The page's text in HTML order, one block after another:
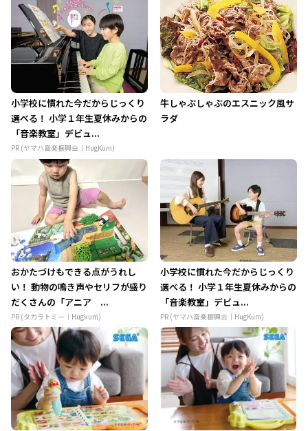
小学校に慣れた今だからじっくり
選べる！ 小学１年生夏休みからの
「音楽教室」デビュ...
PR (ヤマハ音楽振興会｜HugKum)
牛しゃぶしゃぶのエスニック風サ
ラダ
おかたづけもできる点がうれし
い！ 動物の鳴き声やセリフが盛り
だくさんの「アニア ...
PR (タカラトミー｜Hugkum)
小学校に慣れた今だからじっくり
選べる！ 小学１年生夏休みからの
「音楽教室」デビュ...
PR (ヤマハ音楽振興会｜HugKum)